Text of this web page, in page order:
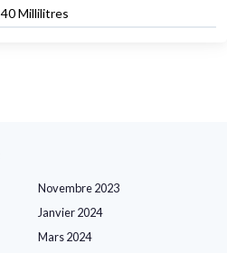
40 Millilitres
Novembre 2023
Janvier 2024
Mars 2024